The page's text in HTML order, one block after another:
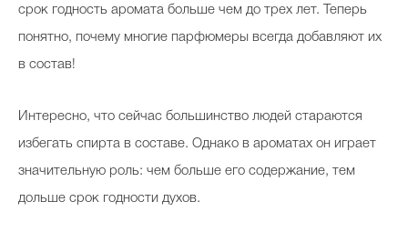
срок годность аромата больше чем до трех лет. Теперь
понятно, почему многие парфюмеры всегда добавляют их
в состав!
Интересно, что сейчас большинство людей стараются
избегать спирта в составе. Однако в ароматах он играет
значительную роль: чем больше его содержание, тем
дольше срок годности духов.